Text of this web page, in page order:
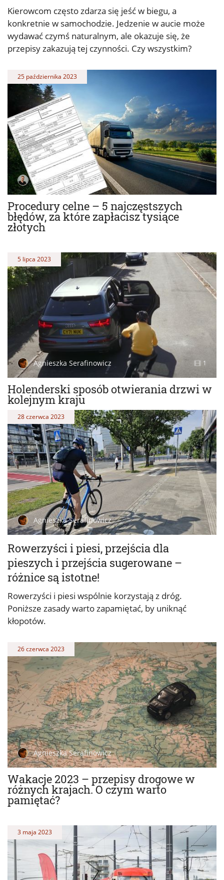
Kierowcom często zdarza się jeść w biegu, a
konkretnie w samochodzie. Jedzenie w aucie może
wydawać czymś naturalnym, ale okazuje się, że
przepisy zakazują tej czynności. Czy wszystkim?
Procedury celne – 5 najczęstszych
błędów, za które zapłacisz tysiące
złotych
25 października 2023
Konrad Maruszczak
Holenderski sposób otwierania drzwi w
kolejnym kraju
5 lipca 2023
Agnieszka Serafinowicz 1
Rowerzyści i piesi, przejścia dla
pieszych i przejścia sugerowane –
różnice są istotne!
28 czerwca 2023
Agnieszka Serafinowicz
Rowerzyści i piesi wspólnie korzystają z dróg.
Poniższe zasady warto zapamiętać, by uniknąć
kłopotów.
Wakacje 2023 – przepisy drogowe w
różnych krajach. O czym warto
pamiętać?
26 czerwca 2023
Agnieszka Serafinowicz
3 maja 2023